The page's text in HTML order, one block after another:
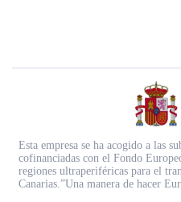
Esta empresa se ha acogido a las
cofinanciadas con el Fondo
regiones ultraperiféricas para el
Canarias.”Una manera de hacer